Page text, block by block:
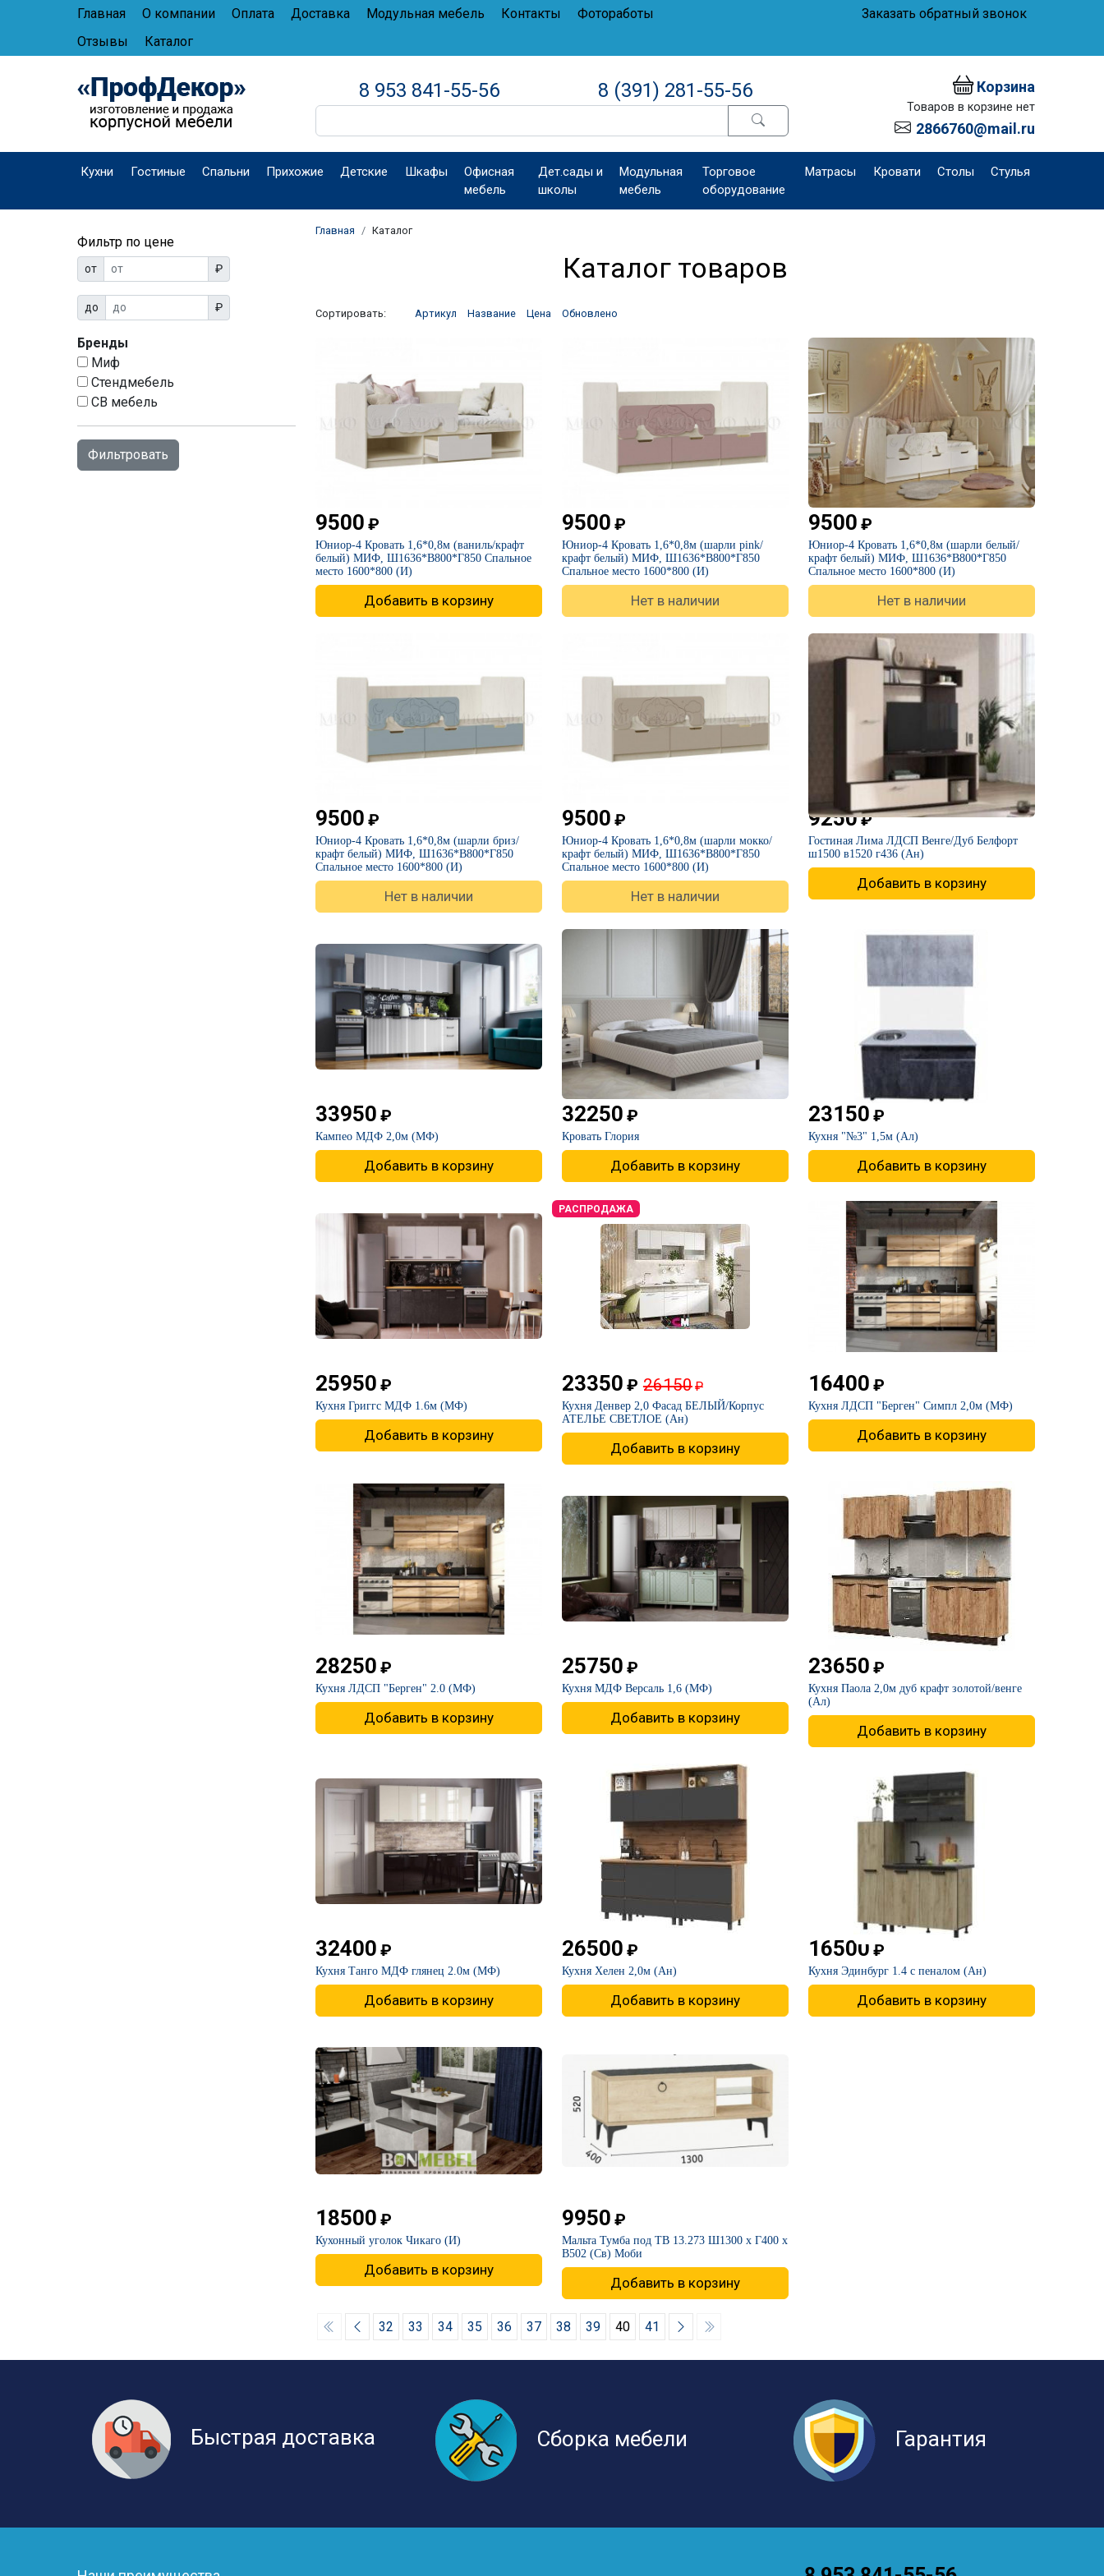
Главная О компании Оплата Доставка Модульная мебель Контакты
Фотоработы
Отзывы
Каталог
Заказать обратный звонок
8 953 841-55-56 8 (391) 281-55-56 Корзина
Товаров в корзине нет
2866760@mail.ru
Кухни Гостиные Спальни Прихожие Детские Шкафы
Офисная
мебель
Дет.сады и
школы
Модульная
мебель
Торговое
оборудование
Матрасы Кровати Столы Стулья
Фильтр по цене
от ₽
до ₽
Бренды
Миф
Стендмебель
СВ мебель
Главная Каталог
Каталог товаров
Сортировать: Артикул Название Цена Обновлено
9500 ₽
Юниор-4 Кровать 1,6*0,8м (ваниль/крафт
белый) МИФ, Ш1636*В800*Г850 Спальное
место 1600*800 (И)
Добавить в корзину
9500 ₽
Юниор-4 Кровать 1,6*0,8м (шарли pink/
крафт белый) МИФ, Ш1636*В800*Г850
Спальное место 1600*800 (И)
Нет в наличии
9500 ₽
Юниор-4 Кровать 1,6*0,8м (шарли белый/
крафт белый) МИФ, Ш1636*В800*Г850
Спальное место 1600*800 (И)
Нет в наличии
9500 ₽
Юниор-4 Кровать 1,6*0,8м (шарли бриз/
крафт белый) МИФ, Ш1636*В800*Г850
Спальное место 1600*800 (И)
Нет в наличии
9500 ₽
Юниор-4 Кровать 1,6*0,8м (шарли мокко/
крафт белый) МИФ, Ш1636*В800*Г850
Спальное место 1600*800 (И)
Нет в наличии
9250₽
​Гостиная Лима ЛДСП Венге/Дуб Белфорт
ш1500 в1520 г436 (Ан)
Добавить в корзину
33950 ₽
​Кампео МДФ 2,0м (МФ)
Добавить в корзину
32250 ₽
​Кровать Глория
Добавить в корзину
23150 ₽
​Кухня "№3" 1,5м (Ал)
Добавить в корзину
25950 ₽
​Кухня Григгс МДФ 1.6м (МФ)
Добавить в корзину
РАСПРОДАЖА
23350 ₽ 26150₽
​Кухня Денвер 2,0 Фасад БЕЛЫЙ/Корпус
АТЕЛЬЕ СВЕТЛОЕ (Ан)
Добавить в корзину
16400 ₽
​Кухня ЛДСП "Берген" Симпл 2,0м (МФ)
Добавить в корзину
28250 ₽
​Кухня ЛДСП "Берген" 2.0 (МФ)
Добавить в корзину
25750 ₽
​Кухня МДФ Версаль 1,6 (МФ)
Добавить в корзину
23650 ₽
​Кухня Паола 2,0м дуб крафт золотой/венге
(Ал)
Добавить в корзину
32400 ₽
​Кухня Танго МДФ глянец 2.0м (МФ)
Добавить в корзину
26500 ₽
​Кухня Хелен 2,0м (Ан)
Добавить в корзину
16500 ₽
​Кухня Эдинбург 1.4 с пеналом (Ан)
Добавить в корзину
18500 ₽
​Кухонный уголок Чикаго (И)
Добавить в корзину
9950 ₽
​Мальта Тумба под ТВ 13.273 Ш1300 х Г400 х
В502 (Св) Моби
Добавить в корзину
32 33 34 35 36 37 38 39 40 41
Быстрая доставка Сборка мебели Гарантия